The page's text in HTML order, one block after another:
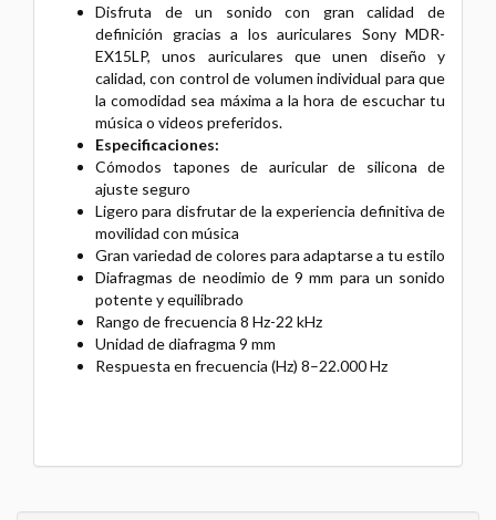
Disfruta de un sonido con gran calidad de
definición gracias a los auriculares Sony MDR-
EX15LP, unos auriculares que unen diseño y
calidad, con control de volumen individual para que
la comodidad sea máxima a la hora de escuchar tu
música o videos preferidos.
Especificaciones:
Cómodos tapones de auricular de silicona de
ajuste seguro
Ligero para disfrutar de la experiencia definitiva de
movilidad con música
Gran variedad de colores para adaptarse a tu estilo
Diafragmas de neodimio de 9 mm para un sonido
potente y equilibrado
Rango de frecuencia 8 Hz-22 kHz
Unidad de diafragma 9 mm
Respuesta en frecuencia (Hz) 8–22.000 Hz